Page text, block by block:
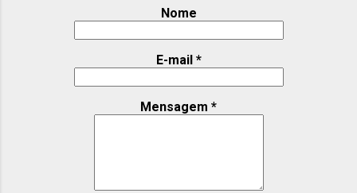
Nome
E-mail *
Mensagem *